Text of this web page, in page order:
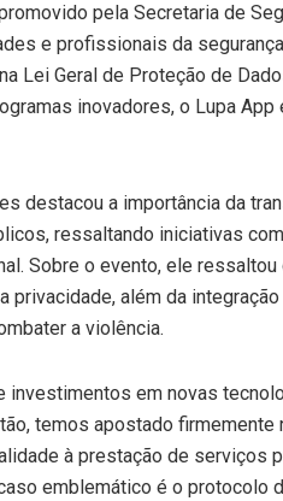
pela Secretaria de
e profissionais da
Lei Geral de Proteção de
inovadores, o Lupa
destacou a importância da
ressaltando iniciativas
Sobre o evento, ele
privacidade, além da
a violência.
em novas
temos apostado firmemente
à prestação de serviços
emblemático é o protocolo